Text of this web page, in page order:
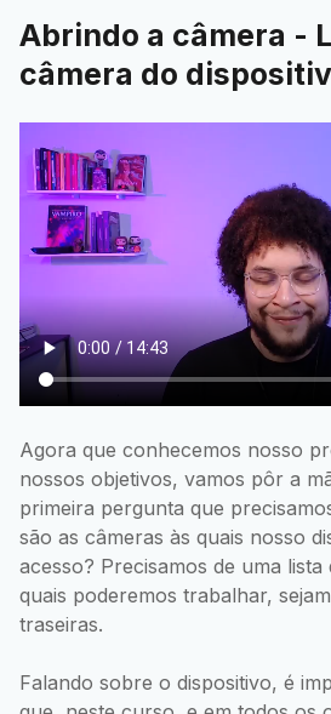
Abrindo a câmera -
câmera do
Agora que conhecemos nosso
nossos objetivos, vamos pôr a
primeira pergunta que
são as câmeras às quais nosso
acesso? Precisamos de uma
quais poderemos trabalhar,
traseiras.
Falando sobre o dispositivo, é